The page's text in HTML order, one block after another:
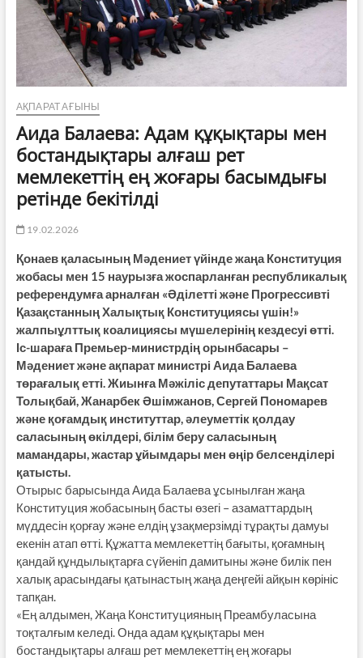
АҚПАРАТ АҒЫНЫ
Аида Балаева: Адам құқықтары мен
бостандықтары алғаш рет
мемлекеттің ең жоғары басымдығы
ретінде бекітілді
19.02.2026
Қонаев қаласының Мәдениет үйінде жаңа Конституция
жобасы мен 15 наурызға жоспарланған республикалық
референдумға арналған «Әділетті және Прогрессивті
Қазақстанның Халықтық Конституциясы үшін!»
жалпыұлттық коалициясы мүшелерінің кездесуі өтті.
Іс-шараға Премьер-министрдің орынбасары –
Мәдениет және ақпарат министрі Аида Балаева
төрағалық етті. Жиынға Мәжіліс депутаттары Мақсат
Толықбай, Жанарбек Әшімжанов, Сергей Пономарев
және қоғамдық институттар, әлеуметтік қолдау
саласының өкілдері, білім беру саласының
мамандары, жастар ұйымдары мен өңір белсенділері
қатысты.
Отырыс барысында Аида Балаева ұсынылған жаңа
Конституция жобасының басты өзегі – азаматтардың
мүддесін қорғау және елдің ұзақмерзімді тұрақты дамуы
екенін атап өтті. Құжатта мемлекеттің бағыты, қоғамның
қандай құндылықтарға сүйеніп дамитыны және билік пен
халық арасындағы қатынастың жаңа деңгейі айқын көрініс
тапқан.
«Ең алдымен, Жаңа Конституцияның Преамбуласына
тоқталғым келеді. Онда адам құқықтары мен
бостандықтары алғаш рет мемлекеттің ең жоғары